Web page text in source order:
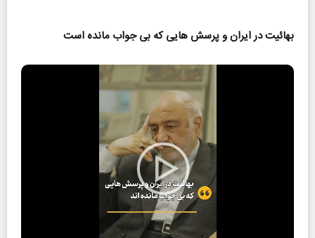
بهائیت در ایران و پرسش هایی که بی جواب مانده است
Play